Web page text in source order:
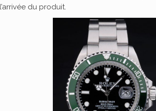
du produit.